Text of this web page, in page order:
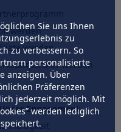
Sie uns Ihnen
zu
zu verbessern. So
personalisierte
anzeigen. Über
Präferenzen
jederzeit möglich. Mit
werden lediglich
werden
werden
werden
Engagement